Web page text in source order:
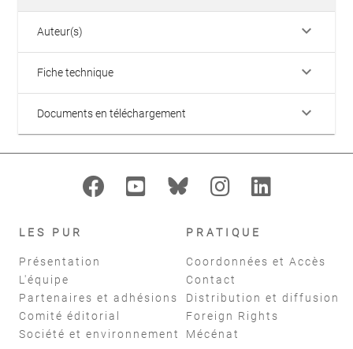
Auteur(s) keyboard_arrow_down
Fiche technique keyboard_arrow_down
Documents en téléchargement keyboard_arrow_down
LES PUR
Présentation
L'équipe
Partenaires et adhésions
Comité éditorial
Société et environnement
PRATIQUE
Coordonnées et Accès
Contact
Distribution et diffusion
Foreign Rights
Mécénat